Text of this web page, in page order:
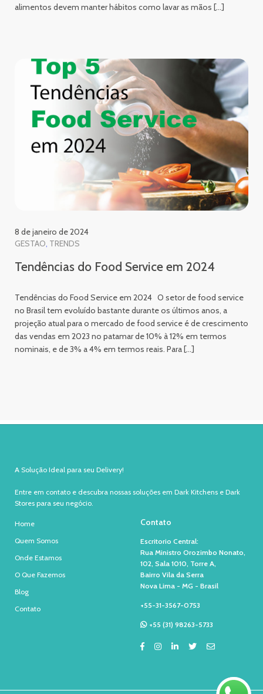
alimentos devem manter hábitos como lavar as mãos […]
8 de janeiro de 2024
GESTAO TRENDS
Tendências do Food Service em 2024
Tendências do Food Service em 2024 O setor de food service
no Brasil tem evoluído bastante durante os últimos anos, a
projeção atual para o mercado de food service é de crescimento
das vendas em 2023 no patamar de 10% à 12% em termos
nominais, e de 3% a 4% em termos reais. Para […]
A Solução Ideal para seu Delivery!
Entre em contato e descubra nossas soluções em Dark Kitchens e Dark
Stores para seu negócio.
Home
Quem Somos
Onde Estamos
O Que Fazemos
Blog
Contato
Contato
Escritorio Central:
Rua Ministro Orozimbo Nonato,
102, Sala 1010, Torre A,
Bairro Vila da Serra
Nova Lima - MG - Brasil
+55-31-3567-0753
+55 (31) 98263-5733